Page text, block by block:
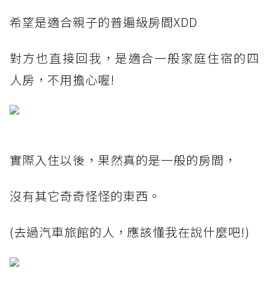
希望是適合親子的普遍級房間XDD
對方也直接回我，是適合一般家庭住宿的四
人房，不用擔心喔!
實際入住以後，果然真的是一般的房間，
沒有其它奇奇怪怪的東西。
(去過汽車旅館的人，應該懂我在說什麼吧!)